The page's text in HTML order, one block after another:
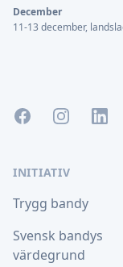
December
11-13 december,
FacebookInstagram
INITIATIV
Trygg bandy
Svensk bandys
värdegrund